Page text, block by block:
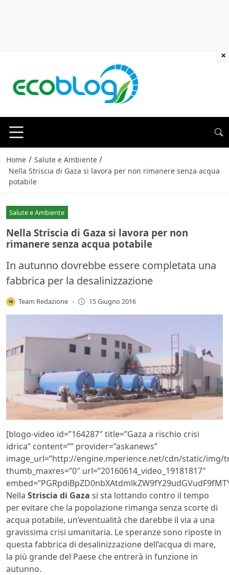
Home / Salute e Ambiente /
Nella Striscia di Gaza si lavora per non rimanere senza acqua
potabile
Salute e Ambiente
Nella Striscia di Gaza si lavora per non
rimanere senza acqua potabile
In autunno dovrebbe essere completata una
fabbrica per la desalinizzazione
Team Redazione - 15 Giugno 2016
[blogo-video id=”164287″ title=”Gaza a rischio crisi
idrica” content=”” provider=”askanews”
image_url=”http://engine.mperience.net/cdn/static/img/
thumb_maxres=”0″ url=”20160614_video_19181817″
Nella Striscia di Gaza si sta lottando contro il tempo
per evitare che la popolazione rimanga senza scorte di
acqua potabile, un’eventualità che darebbe il via a una
gravissima crisi umanitaria. Le speranze sono riposte in
questa fabbrica di desalinizzazione dell’acqua di mare,
la più grande del Paese che entrerà in funzione in
autunno.
×